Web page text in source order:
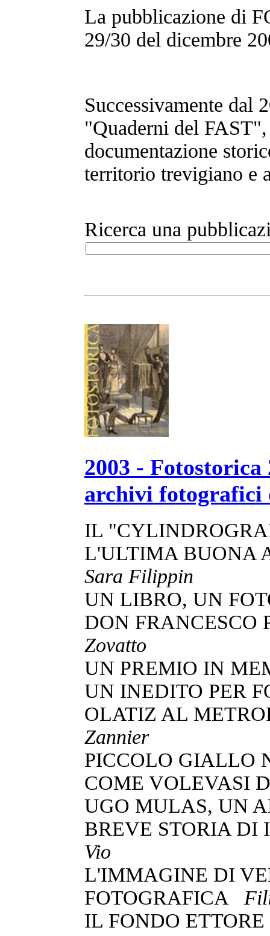
La pubblicazione di
29/30 del dicembre
Successivamente dal
"Quaderni del FAST",
documentazione
territorio trevigiano e
Ricerca una
2003 -
archivi fotografici
IL
L'ULTIMA BUONA
Sara Filippin
UN LIBRO, UN
DON
Zovatto
UN PREMIO IN
UN INEDITO PER
OLATIZ AL
Zannier
PICCOLO
COME VOLEVASI
UGO MULAS, UN
BREVE STORIA
Vio
L'IMMAGINE DI
FOTOGRAFICA
IL FONDO